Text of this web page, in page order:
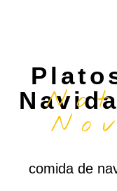
comida de